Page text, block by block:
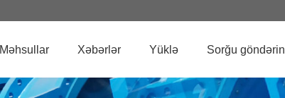
Məhsullar Xəbərlər Yüklə Sorğu göndərin